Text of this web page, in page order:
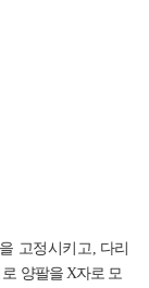
고정시키고, 다리
양팔을 X자로 모